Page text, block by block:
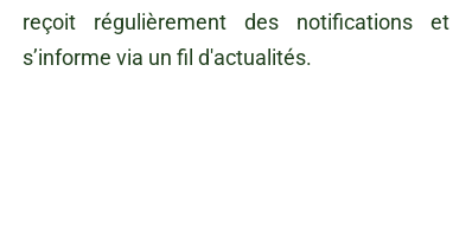
reçoit régulièrement des notifications et
s’informe via un fil d'actualités.